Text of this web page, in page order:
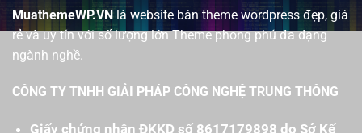
MuathemeWP.VNlà website bán theme wordpress đẹp, giá
rẻ và uy tín với số lượng lớn Theme phong phú đa dạng
ngành nghề.
CÔNG TY TNHH GIẢI PHÁP CÔNG NGHỆ TRUNG THÔNG
Giấy chứng nhận ĐKKD số 8617179898 do Sở Kế